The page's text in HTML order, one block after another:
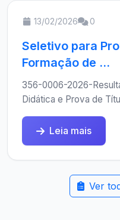
13/02/2026 0
Seletivo para
Formação de ...
356-0006-2026-
Didática e Prova de
Leia mais
Ver